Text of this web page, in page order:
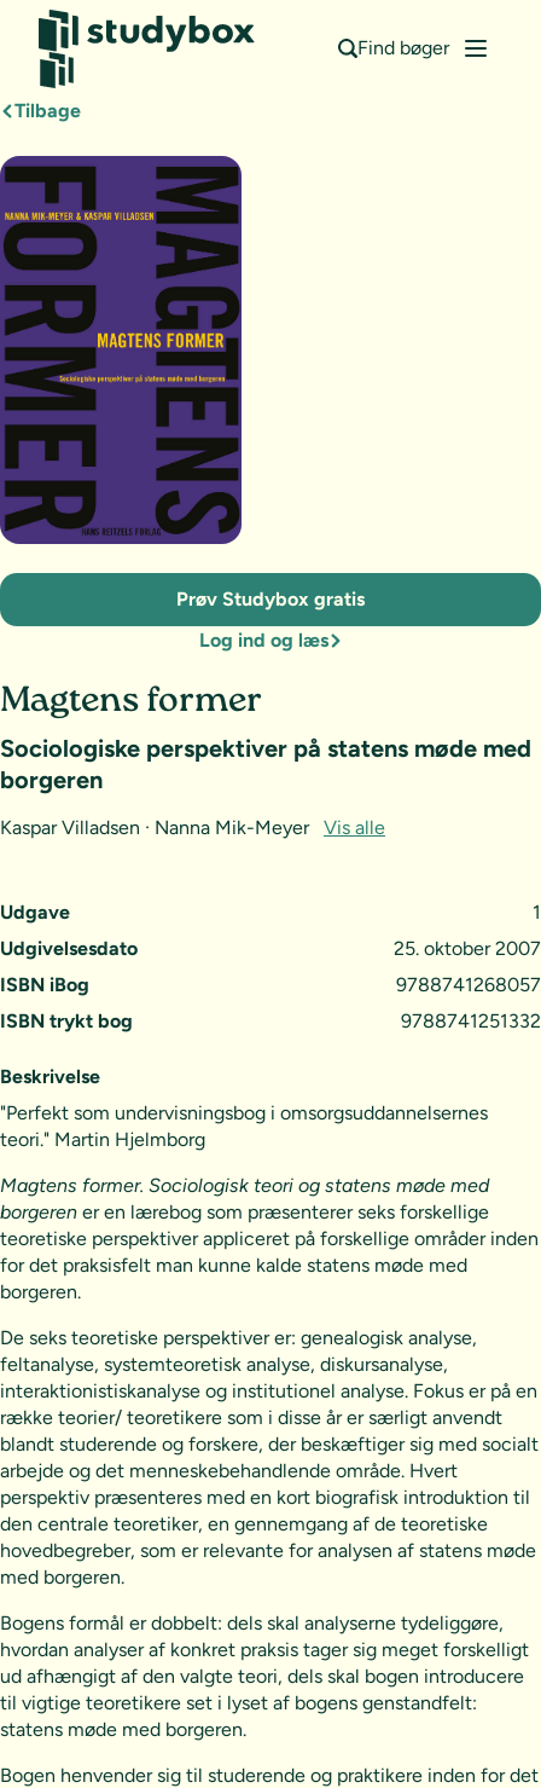
Find bøger
Tilbage
Udgave
1
Udgivelsesdato
25. oktober 2007
ISBN iBog
9788741268057
ISBN trykt bog
9788741251332
Magtens former
Sociologiske perspektiver på statens møde med
borgeren
Kaspar Villadsen · Nanna Mik-Meyer Vis alle
Prøv Studybox gratis
Log ind og læs
Beskrivelse
"Perfekt som undervisningsbog i omsorgsuddannelsernes
teori." Martin Hjelmborg
Magtens former. Sociologisk teori og statens møde med
borgeren er en lærebog som præsenterer seks forskellige
teoretiske perspektiver appliceret på forskellige områder inden
for det praksisfelt man kunne kalde statens møde med
borgeren.
De seks teoretiske perspektiver er: genealogisk analyse,
feltanalyse, systemteoretisk analyse, diskursanalyse,
interaktionistiskanalyse og institutionel analyse. Fokus er på en
række teorier/ teoretikere som i disse år er særligt anvendt
blandt studerende og forskere, der beskæftiger sig med socialt
arbejde og det menneskebehandlende område. Hvert
perspektiv præsenteres med en kort biografisk introduktion til
den centrale teoretiker, en gennemgang af de teoretiske
hovedbegreber, som er relevante for analysen af statens møde
med borgeren.
Bogens formål er dobbelt: dels skal analyserne tydeliggøre,
hvordan analyser af konkret praksis tager sig meget forskelligt
ud afhængigt af den valgte teori, dels skal bogen introducere
til vigtige teoretikere set i lyset af bogens genstandfelt:
statens møde med borgeren.
Bogen henvender sig til studerende og praktikere inden for det